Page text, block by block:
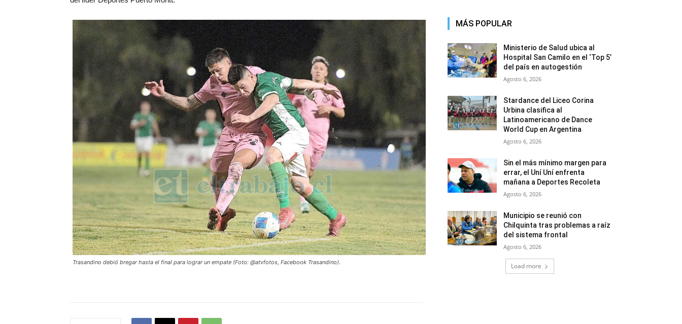
Trasandino debió bregar hasta el final para lograr un empate (Foto: @atvfotos, Facebook Trasandino).
MÁS POPULAR
Ministerio de Salud ubica al
Hospital San Camilo en el ‘Top 5’
del país en autogestión
Agosto 6, 2026
Stardance del Liceo Corina
Urbina clasifica al
Latinoamericano de Dance
World Cup en Argentina
Agosto 6, 2026
Sin el más mínimo margen para
errar, el Uní Uní enfrenta
mañana a Deportes Recoleta
Agosto 6, 2026
Municipio se reunió con
Chilquinta tras problemas a raíz
del sistema frontal
Agosto 6, 2026
Load more